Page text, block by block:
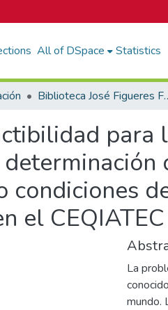
All of DSpace Statistics
Biblioteca
para
condiciones
el CEQIATEC
La
mundo.